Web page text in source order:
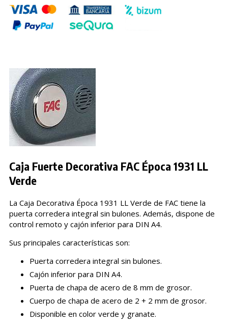
Caja Fuerte Decorativa FAC Época 1931 LL
Verde
La Caja Decorativa Época 1931 LL Verde de FAC tiene la
puerta corredera integral sin bulones. Además, dispone de
control remoto y cajón inferior para DIN A4.
Sus principales características son:
Puerta corredera integral sin bulones.
Cajón inferior para DIN A4.
Puerta de chapa de acero de 8 mm de grosor.
Cuerpo de chapa de acero de 2 + 2 mm de grosor.
Disponible en color verde y granate.